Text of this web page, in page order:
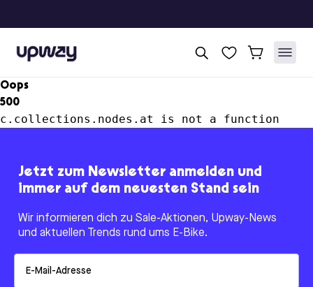
Upway
Oops
500
c.collections.nodes.at is not a function
Jetzt zum Newsletter anmelden und
immer auf dem neuesten Stand sein
Wir informieren dich zu Sale-Aktionen, Upway-News
und aktuellen Trends rund ums E-Bike.